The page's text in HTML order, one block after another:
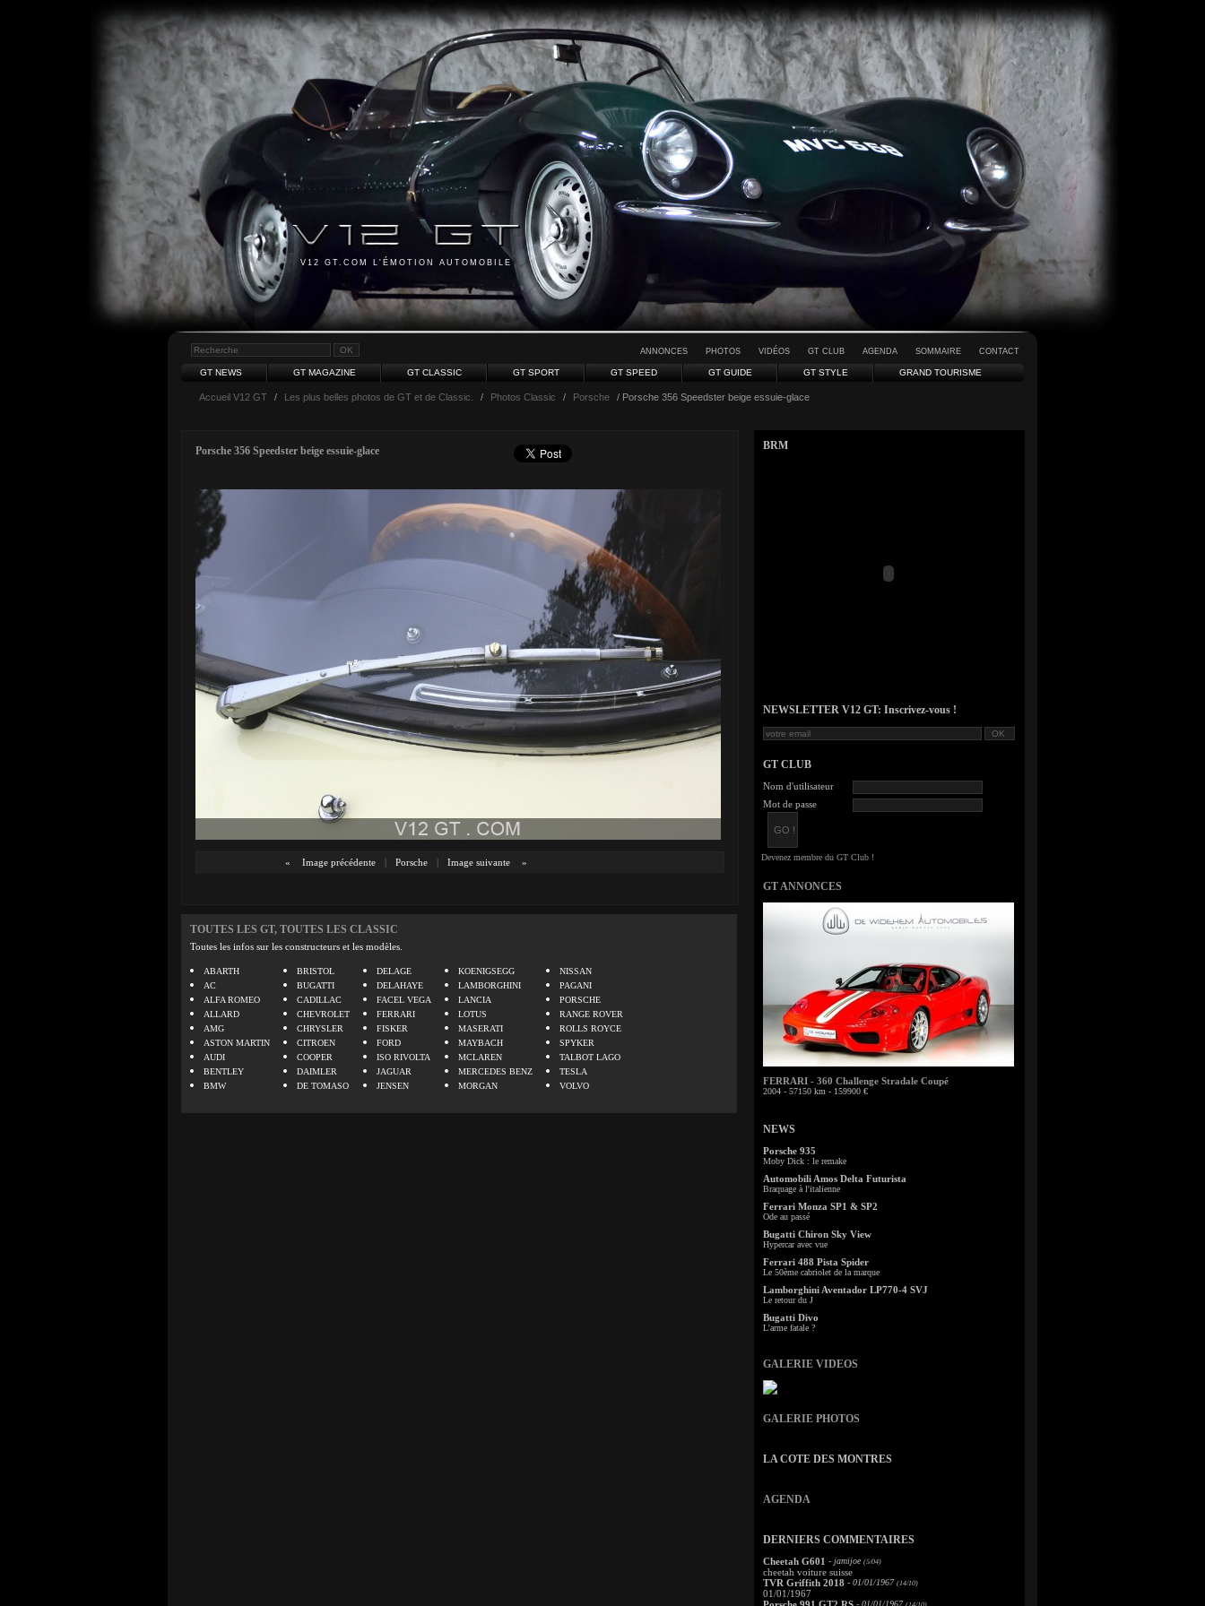
V12 GT.COM L'ÉMOTION AUTOMOBILE
ANNONCES PHOTOS VIDÉOS GT CLUB AGENDA SOMMAIRE CONTACT
GT NEWS GT MAGAZINE GT CLASSIC GT SPORT GT SPEED GT GUIDE GT STYLE GRAND TOURISME
Accueil V12 GT / Les plus belles photos de GT et de Classic. / Photos Classic / Porsche / Porsche 356 Speedster beige essuie-glace
Porsche 356 Speedster beige essuie-glace
« Image précédente | Porsche | Image suivante »
TOUTES LES GT, TOUTES LES CLASSIC
Toutes les infos sur les constructeurs et les modèles.
ABARTH
AC
ALFA ROMEO
ALLARD
AMG
ASTON MARTIN
AUDI
BENTLEY
BMW
BRISTOL
BUGATTI
CADILLAC
CHEVROLET
CHRYSLER
CITROEN
COOPER
DAIMLER
DE TOMASO
DELAGE
DELAHAYE
FACEL VEGA
FERRARI
FISKER
FORD
ISO RIVOLTA
JAGUAR
JENSEN
KOENIGSEGG
LAMBORGHINI
LANCIA
LOTUS
MASERATI
MAYBACH
MCLAREN
MERCEDES BENZ
MORGAN
NISSAN
PAGANI
PORSCHE
RANGE ROVER
ROLLS ROYCE
SPYKER
TALBOT LAGO
TESLA
VOLVO
BRM
NEWSLETTER V12 GT: Inscrivez-vous !
GT CLUB
Nom d'utilisateur
Mot de passe
GT ANNONCES
FERRARI - 360 Challenge Stradale Coupé
2004 - 57150 km - 159900 €
NEWS
Porsche 935
Moby Dick : le remake
Automobili Amos Delta Futurista
Braquage à l'italienne
Ferrari Monza SP1 & SP2
Ode au passé
Bugatti Chiron Sky View
Hypercar avec vue
Ferrari 488 Pista Spider
Le 50ème cabriolet de la marque
Lamborghini Aventador LP770-4 SVJ
Le retour du J
Bugatti Divo
L'arme fatale ?
GALERIE VIDEOS
GALERIE PHOTOS
LA COTE DES MONTRES
AGENDA
DERNIERS COMMENTAIRES
Cheetah G601 - jamijoe (5/04)
cheetah voiture suisse
TVR Griffith 2018 - 01/01/1967 (14/10)
01/01/1967
- 01/01/1967